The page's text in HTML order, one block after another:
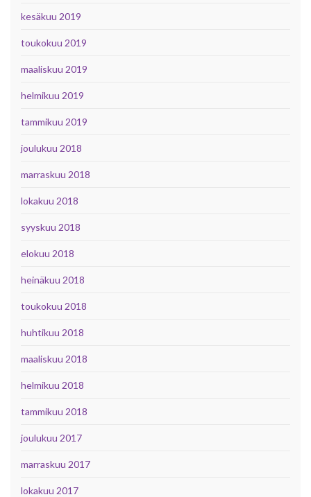
kesäkuu 2019
toukokuu 2019
maaliskuu 2019
helmikuu 2019
tammikuu 2019
joulukuu 2018
marraskuu 2018
lokakuu 2018
syyskuu 2018
elokuu 2018
heinäkuu 2018
toukokuu 2018
huhtikuu 2018
maaliskuu 2018
helmikuu 2018
tammikuu 2018
joulukuu 2017
marraskuu 2017
lokakuu 2017